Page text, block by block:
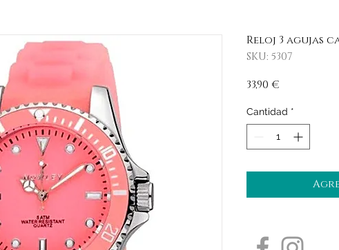
Reloj 3 agujas
SKU: 5307
33,90 €
Cantidad *